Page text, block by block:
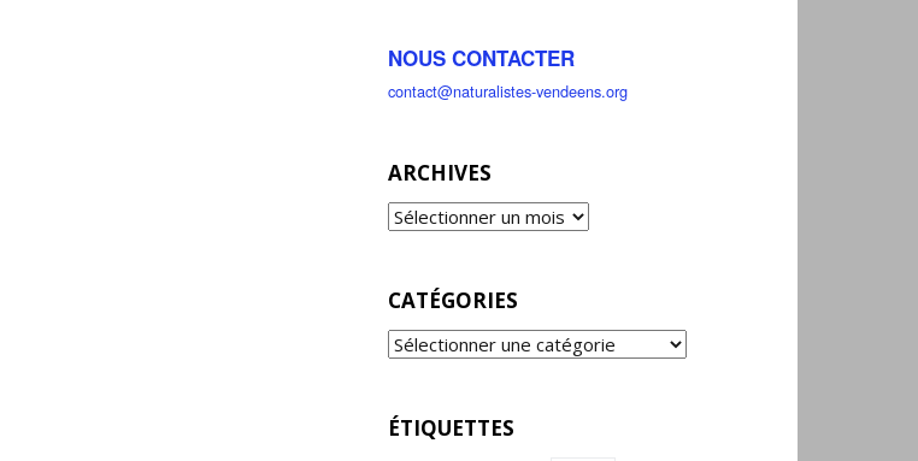
NOUS CONTACTER
contact@naturalistes-vendeens.org
ARCHIVES
CATÉGORIES
ÉTIQUETTES